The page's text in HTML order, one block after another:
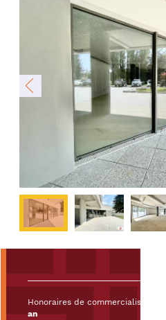
Honoraires de commercialisation :
an